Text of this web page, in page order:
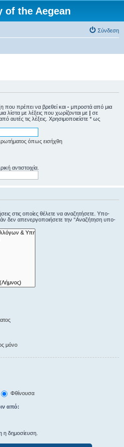
of the Aegean
Σύνδεση
που πρέπει να βρεθεί και - μπροστά από μια
λίστα με λέξεις που χωρίζονται με | σε
αυτές τις λέξεις. Χρησιμοποιείστε * ως
όπως εισήχθη
αντιστοιχία.
στις οποίες θέλετε να αναζητήσετε. Υπο-
δεν απενεργοποιήσετε την “Αναζήτηση υπο-
μόνο
Φθίνουσα
από:
η δημοσίευση.